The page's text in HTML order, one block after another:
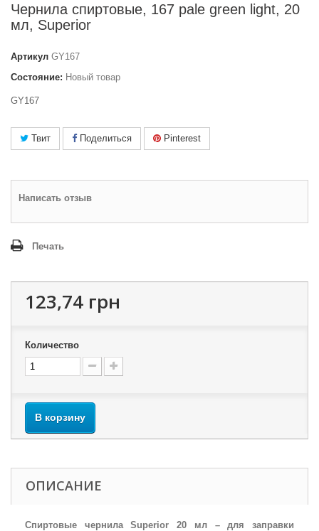
Чернила спиртовые, 167 pale green light, 20
мл, Superior
Артикул GY167
Состояние: Новый товар
GY167
Твит Поделиться Pinterest
Написать отзыв
Печать
123,74 грн
Количество
В корзину
ОПИСАНИЕ
Спиртовые чернила Superior 20 мл – для заправки